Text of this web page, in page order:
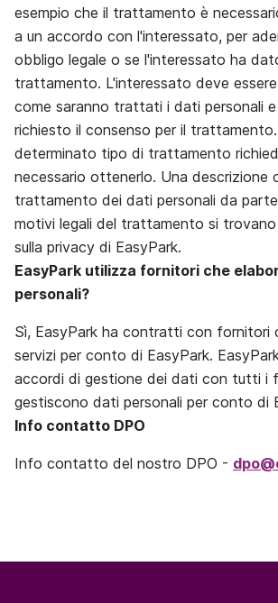
esempio che il trattamento è
a un accordo con l'interessato, per
obbligo legale o se l'interessato ha
trattamento. L'interessato deve
come saranno trattati i dati personali e
richiesto il consenso per il
determinato tipo di trattamento
necessario ottenerlo. Una descrizione
trattamento dei dati personali da
motivi legali del trattamento si
sulla privacy di EasyPark.
EasyPark utilizza fornitori che
personali?
Sì, EasyPark ha contratti con fornitori
servizi per conto di EasyPark.
accordi di gestione dei dati con tutti i
gestiscono dati personali per conto di
Info contatto DPO
Info contatto del nostro DPO -